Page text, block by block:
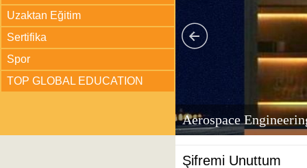
Uzaktan Eğitim
Sertifika
Spor
TOP GLOBAL EDUCATION
Aerospace
Şifremi Unuttum